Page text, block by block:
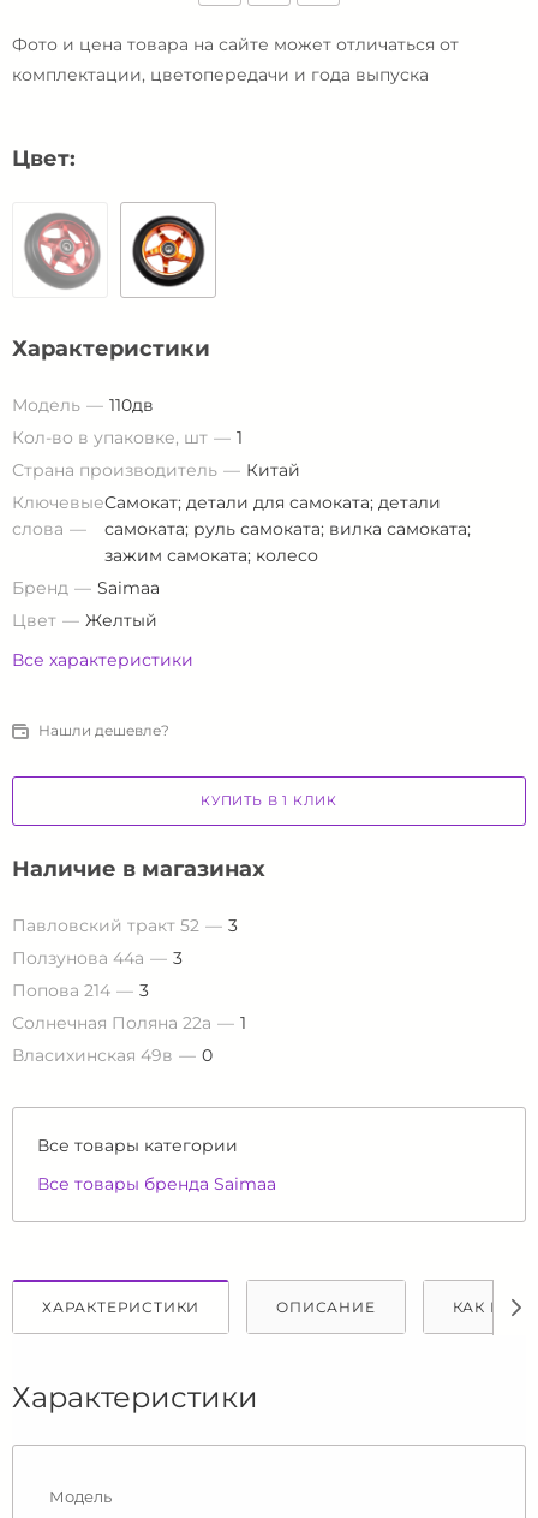
Фото и цена товара на сайте может отличаться от
комплектации, цветопередачи и года выпуска
Цвет:
Характеристики
Модель
110дв
Кол-во в упаковке, шт
1
Страна производитель
Китай
Ключевые
слова
Самокат; детали для самоката; детали
самоката; руль самоката; вилка самоката;
зажим самоката; колесо
Бренд
Saimaa
Цвет
Желтый
Все характеристики
Нашли дешевле?
КУПИТЬ В 1 КЛИК
Наличие в магазинах
Павловский тракт 52
3
Ползунова 44а
3
Попова 214
3
Солнечная Поляна 22а
1
Власихинская 49в
0
Все товары категории
Все товары бренда Saimaa
ХАРАКТЕРИСТИКИ ОПИСАНИЕ КАК
Характеристики
Модель